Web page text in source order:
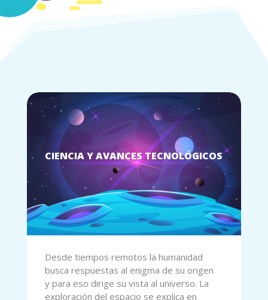
CIENCIA Y AVANCES TECNOLÓGICOS
Desde tiempos remotos la humanidad
busca respuestas al enigma de su origen
y para eso dirige su vista al universo. La
exploración del espacio se explica en